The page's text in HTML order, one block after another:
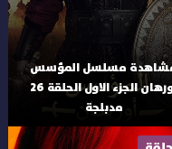
مسلسل المؤسس
اورهان الجزء الاول الحلقة 26
مدبلجة